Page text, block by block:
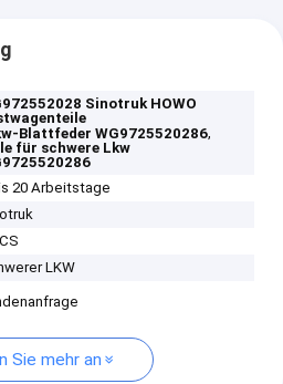
Sinotruk HOWO
Blattfeder WG9725520286,
für schwere Lkw
20 Arbeitstage
LKW
Sie mehr an